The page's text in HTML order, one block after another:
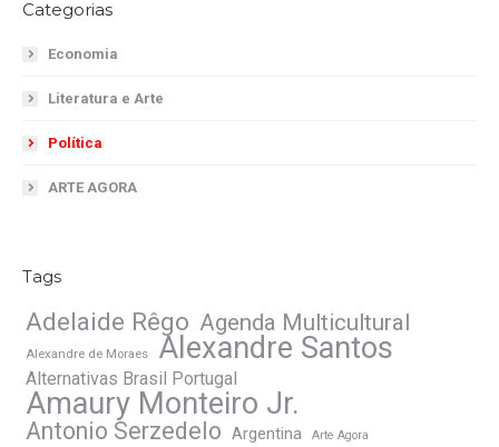
Categorias
Economia
Literatura e Arte
Política
ARTE AGORA
Tags
Adelaide Rêgo Agenda Multicultural
Alexandre de Moraes Alexandre Santos
Alternativas Brasil Portugal
Amaury Monteiro Jr.
Antonio Serzedelo Argentina Arte Agora